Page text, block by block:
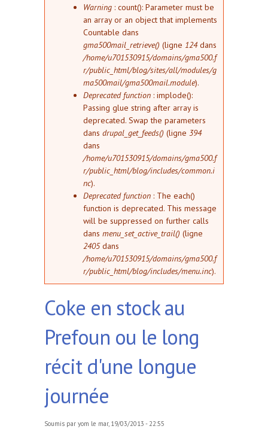
Message d'erreur
Warning : count(): Parameter must be
an array or an object that implements
Countable dans
gma500mail_retrieve() (ligne 124dans
/home/u701530915/domains/gma500.f
r/public_html/blog/sites/all/modules/g
ma500mail/gma500mail.module).
Deprecated function : implode():
Passing glue string after array is
deprecated. Swap the parameters
dans drupal_get_feeds() (ligne 394
dans
/home/u701530915/domains/gma500.f
r/public_html/blog/includes/common.i
nc).
Deprecated function : The each()
function is deprecated. This message
will be suppressed on further calls
dans menu_set_active_trail() (ligne
2405dans
/home/u701530915/domains/gma500.f
r/public_html/blog/includes/menu.inc).
Coke en stock au
Prefoun ou le long
récit d'une longue
journée
Soumis par yom le mar, 19/03/2013 - 22:55